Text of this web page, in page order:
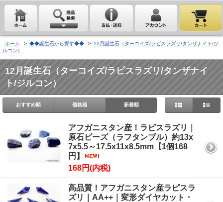
ホーム > ◆◆誕生石から探す◆◆ > 12月誕生石（ターコイズ/ラピスラズリ/タンザナイト/ジ
ルコン）
12月誕生石（ターコイズ/ラピスラズリ/タンザナイ
ト/ジルコン）
おすすめ順 価格順 新着順
アフガニスタン産！ラピスラズリ｜
原石ビーズ（ラフタンブル）約13x
7x5.5～17.5x11x8.5mm【1個168
円】
168円(内税)
高品質！アフガニスタン産ラピスラ
ズリ｜AA++｜変形ダイヤカット・